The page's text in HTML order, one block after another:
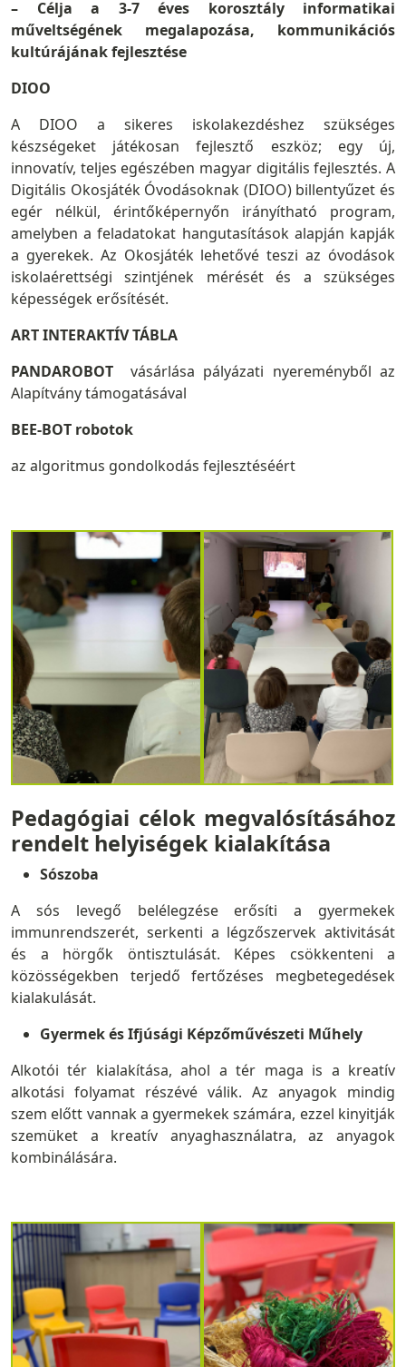
– Célja a 3-7 éves korosztály informatikai
műveltségének megalapozása, kommunikációs
kultúrájának fejlesztése
DIOO
A DIOO a sikeres iskolakezdéshez szükséges
készségeket játékosan fejlesztő eszköz; egy új,
innovatív, teljes egészében magyar digitális fejlesztés. A
Digitális Okosjáték Óvodásoknak (DIOO) billentyűzet és
egér nélkül, érintőképernyőn irányítható program,
amelyben a feladatokat hangutasítások alapján kapják
a gyerekek. Az Okosjáték lehetővé teszi az óvodások
iskolaérettségi szintjének mérését és a szükséges
képességek erősítését.
ART INTERAKTÍV TÁBLA
PANDAROBOT
vásárlása pályázati nyereményből az
Alapítvány támogatásával
BEE-BOT robotok
az algoritmus gondolkodás fejlesztéséért
Pedagógiai célok megvalósításához
rendelt helyiségek kialakítása
Sószoba
A sós levegő belélegzése erősíti a gyermekek
immunrendszerét, serkenti a légzőszervek aktivitását
és a hörgők öntisztulását. Képes csökkenteni a
közösségekben terjedő fertőzéses megbetegedések
kialakulását.
Gyermek és Ifjúsági Képzőművészeti Műhely
Alkotói tér kialakítása, ahol a tér maga is a kreatív
alkotási folyamat részévé válik. Az anyagok mindig
szem előtt vannak a gyermekek számára, ezzel kinyitják
szemüket a kreatív anyaghasználatra, az anyagok
kombinálására.